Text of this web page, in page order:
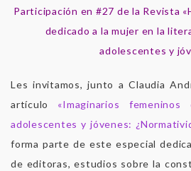
Participación en #27 de la Revista
dedicado a la mujer en la
adolescentes y
Les invitamos, junto a Claudia
artículo «Imaginarios
adolescentes y jóvenes:
forma parte de este especial
de editoras, estudios sobre la